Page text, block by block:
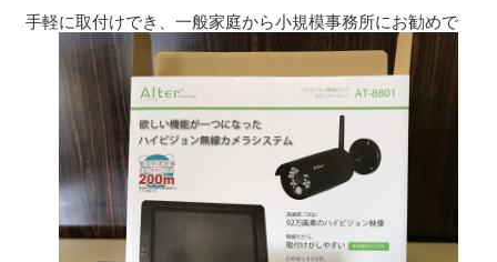
手軽に取付けでき、一般家庭から小規模事務所にお勧めで